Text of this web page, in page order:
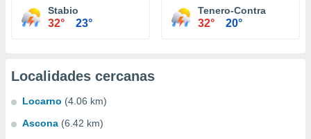
Stabio
32° 23°
Tenero-Contra
32° 20°
Localidades cercanas
Locarno (4.06 km)
Ascona (6.42 km)